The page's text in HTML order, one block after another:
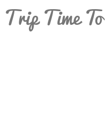
Trip Time To